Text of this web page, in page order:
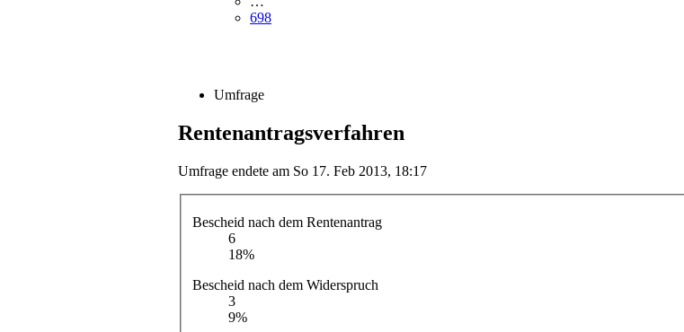
698
Umfrage
Rentenantragsverfahren
Umfrage endete am So 17. Feb 2013, 18:17
Bescheid nach dem Rentenantrag
6
18%
Bescheid nach dem Widerspruch
3
9%